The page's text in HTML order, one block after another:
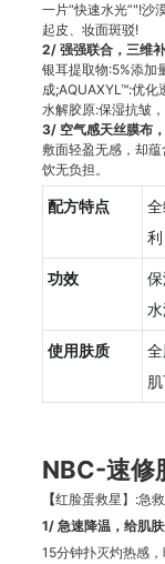
一片“快速水光”"!沙
起皮、妆面斑驳!
2/强强联合，三维
银耳提取物:5%添加
成;AQUAXYL™:优化
水解胶原:保湿抗皱
3/ 空气感天丝膜布
敷面轻盈无感，却
饮无负担。
配方特点
利
功效
使用肤质
NBC-速修
【红脸蛋救星】:急
1/急速降温，给肌
15分钟扑灭灼热感